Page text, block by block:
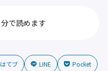
分で読めます
はてブ LINE Pocket